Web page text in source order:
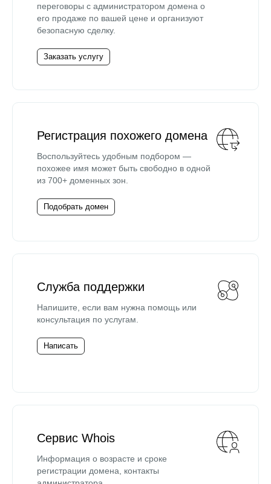
переговоры с администратором домена о
его продаже по вашей цене и организуют
безопасную сделку.
Заказать услугу
Регистрация похожего домена
Воспользуйтесь удобным подбором —
похожее имя может быть свободно в одной
из 700+ доменных зон.
Подобрать домен
Служба поддержки
Напишите, если вам нужна помощь или
консультация по услугам.
Написать
Сервис Whois
Информация о возрасте и сроке
регистрации домена, контакты